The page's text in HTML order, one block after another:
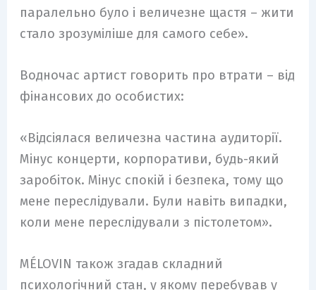
паралельно було і величезне щастя – жити
стало зрозуміліше для самого себе».
Водночас артист говорить про втрати – від
фінансових до особистих:
«Відсіялася величезна частина аудиторії.
Мінус концерти, корпоративи, будь-який
заробіток. Мінус спокій і безпека, тому що
мене переслідували. Були навіть випадки,
коли мене переслідували з пістолетом».
MÉLOVIN також згадав складний
психологічний стан, у якому перебував у